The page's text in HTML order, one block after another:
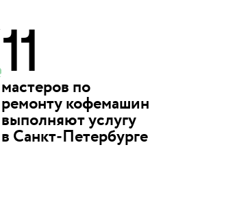
11
мастеров по
ремонту кофемашин
выполняютуслугу
в Санкт‑Петербурге